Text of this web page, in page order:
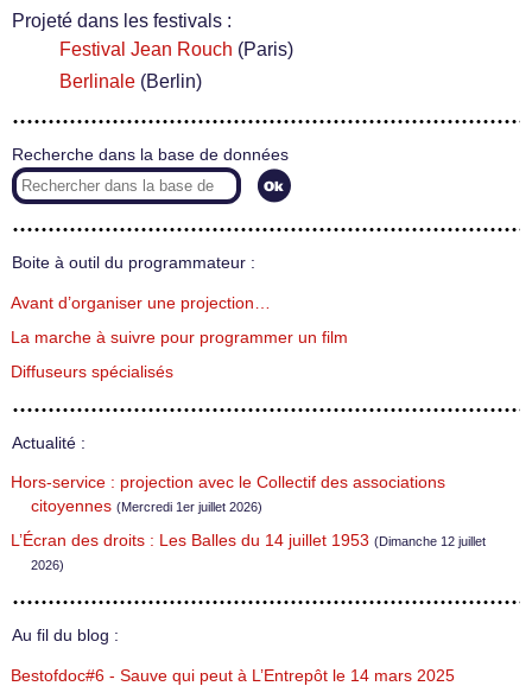
Projeté dans les festivals :
Festival Jean Rouch (Paris)
Berlinale (Berlin)
Recherche dans la base de données
Boite à outil du programmateur :
Avant d’organiser une projection…
La marche à suivre pour programmer un film
Diffuseurs spécialisés
Actualité :
Hors-service : projection avec le Collectif des associations
citoyennes (Mercredi 1er juillet 2026)
L’Écran des droits : Les Balles du 14 juillet 1953 (Dimanche 12 juillet
2026)
Au fil du blog :
Bestofdoc#6 - Sauve qui peut à L’Entrepôt le 14 mars 2025